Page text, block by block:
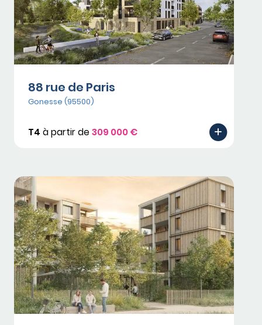
88 rue de Paris
Gonesse (95500)
T4 à partir de 309 000 €